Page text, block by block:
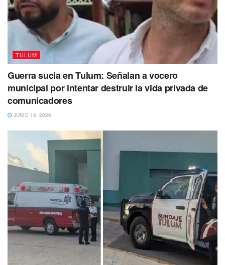
TULUM
Guerra sucia en Tulum: Señalan a vocero
municipal por intentar destruir la vida privada de
comunicadores
JUNIO 18, 2026